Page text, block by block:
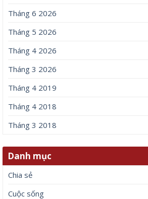
Tháng 6 2026
Tháng 5 2026
Tháng 4 2026
Tháng 3 2026
Tháng 4 2019
Tháng 4 2018
Tháng 3 2018
Danh mục
Chia sẻ
Cuộc sống